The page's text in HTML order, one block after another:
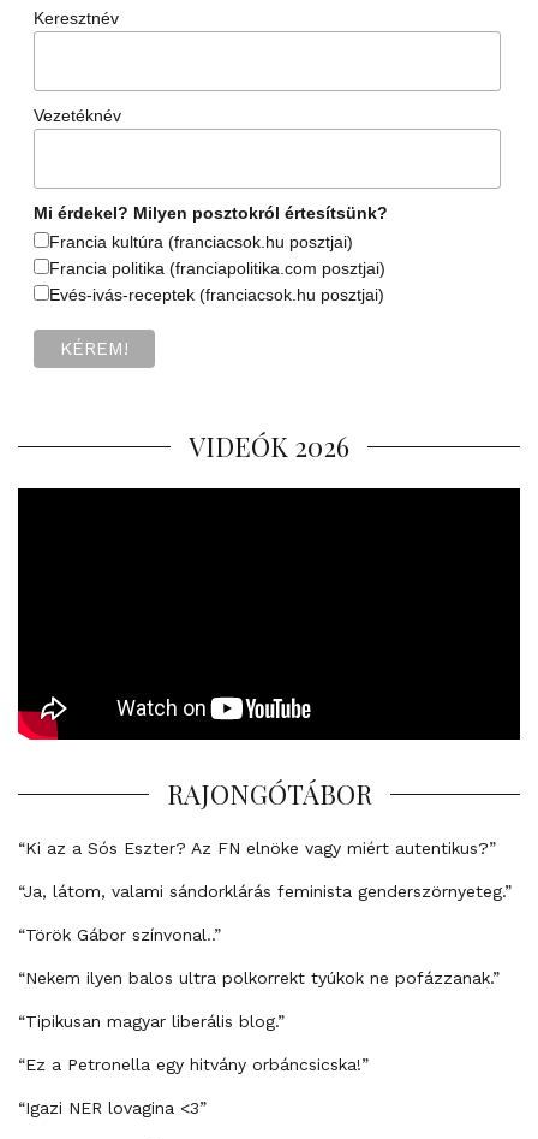
Keresztnév
Vezetéknév
Mi érdekel? Milyen posztokról értesítsünk?
Francia kultúra (franciacsok.hu posztjai)
Francia politika (franciapolitika.com posztjai)
Evés-ivás-receptek (franciacsok.hu posztjai)
VIDEÓK 2026
RAJONGÓTÁBOR
“Ki az a Sós Eszter? Az FN elnöke vagy miért autentikus?”
“Ja, látom, valami sándorklárás feminista genderszörnyeteg.”
“Török Gábor színvonal..”
“Nekem ilyen balos ultra polkorrekt tyúkok ne pofázzanak.”
“Tipikusan magyar liberális blog.”
“Ez a Petronella egy hitvány orbáncsicska!”
“Igazi NER lovagina <3”